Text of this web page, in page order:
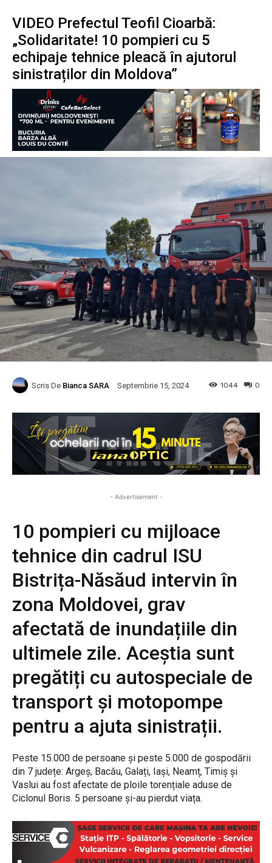
VIDEO Prefectul Teofil Cioarbă:
„Solidaritate! 10 pompieri cu 5
echipaje tehnice pleacă în ajutorul
sinistraților din Moldova”
Scris De Bianca SARA Septembrie 15, 2024 0
1044
- Advertisement -
10 pompieri cu mijloace
tehnice din cadrul ISU
Bistrița-Năsăud intervin în
zona Moldovei, grav
afectată de inundațiile din
ultimele zile. Aceștia sunt
pregătiți cu autospeciale de
transport și motopompe
pentru a ajuta sinistrații.
Peste 15.000 de persoane și peste 5.000 de gospodării
din 7 județe: Argeș, Bacău, Galați, Iași, Neamț, Timiș și
Vaslui au fost afectate de ploile torențiale aduse de
Ciclonul Boris. 5 persoane și-au pierdut viața.